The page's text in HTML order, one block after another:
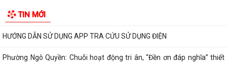
TIN MỚI
THƯ TRI ÂN GIA ĐÌNH CÁC ANH HÙNG LIỆT...
HƯỚNG DẪN SỬ DỤNG APP TRA CỨU SỬ DỤNG ĐIỆN
Phường Ngô Quyền: Chuỗi hoạt động tri ân, “Đền ơn đáp nghĩa” thiết